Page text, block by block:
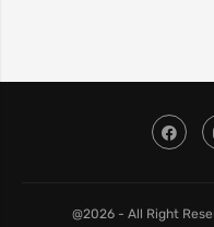
@2026 - All Right